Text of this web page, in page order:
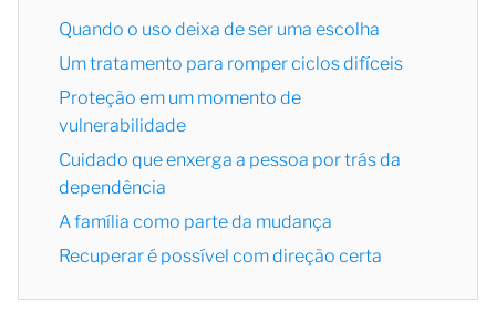
Quando o uso deixa de ser uma escolha
Um tratamento para romper ciclos difíceis
Proteção em um momento de
vulnerabilidade
Cuidado que enxerga a pessoa por trás da
dependência
A família como parte da mudança
Recuperar é possível com direção certa